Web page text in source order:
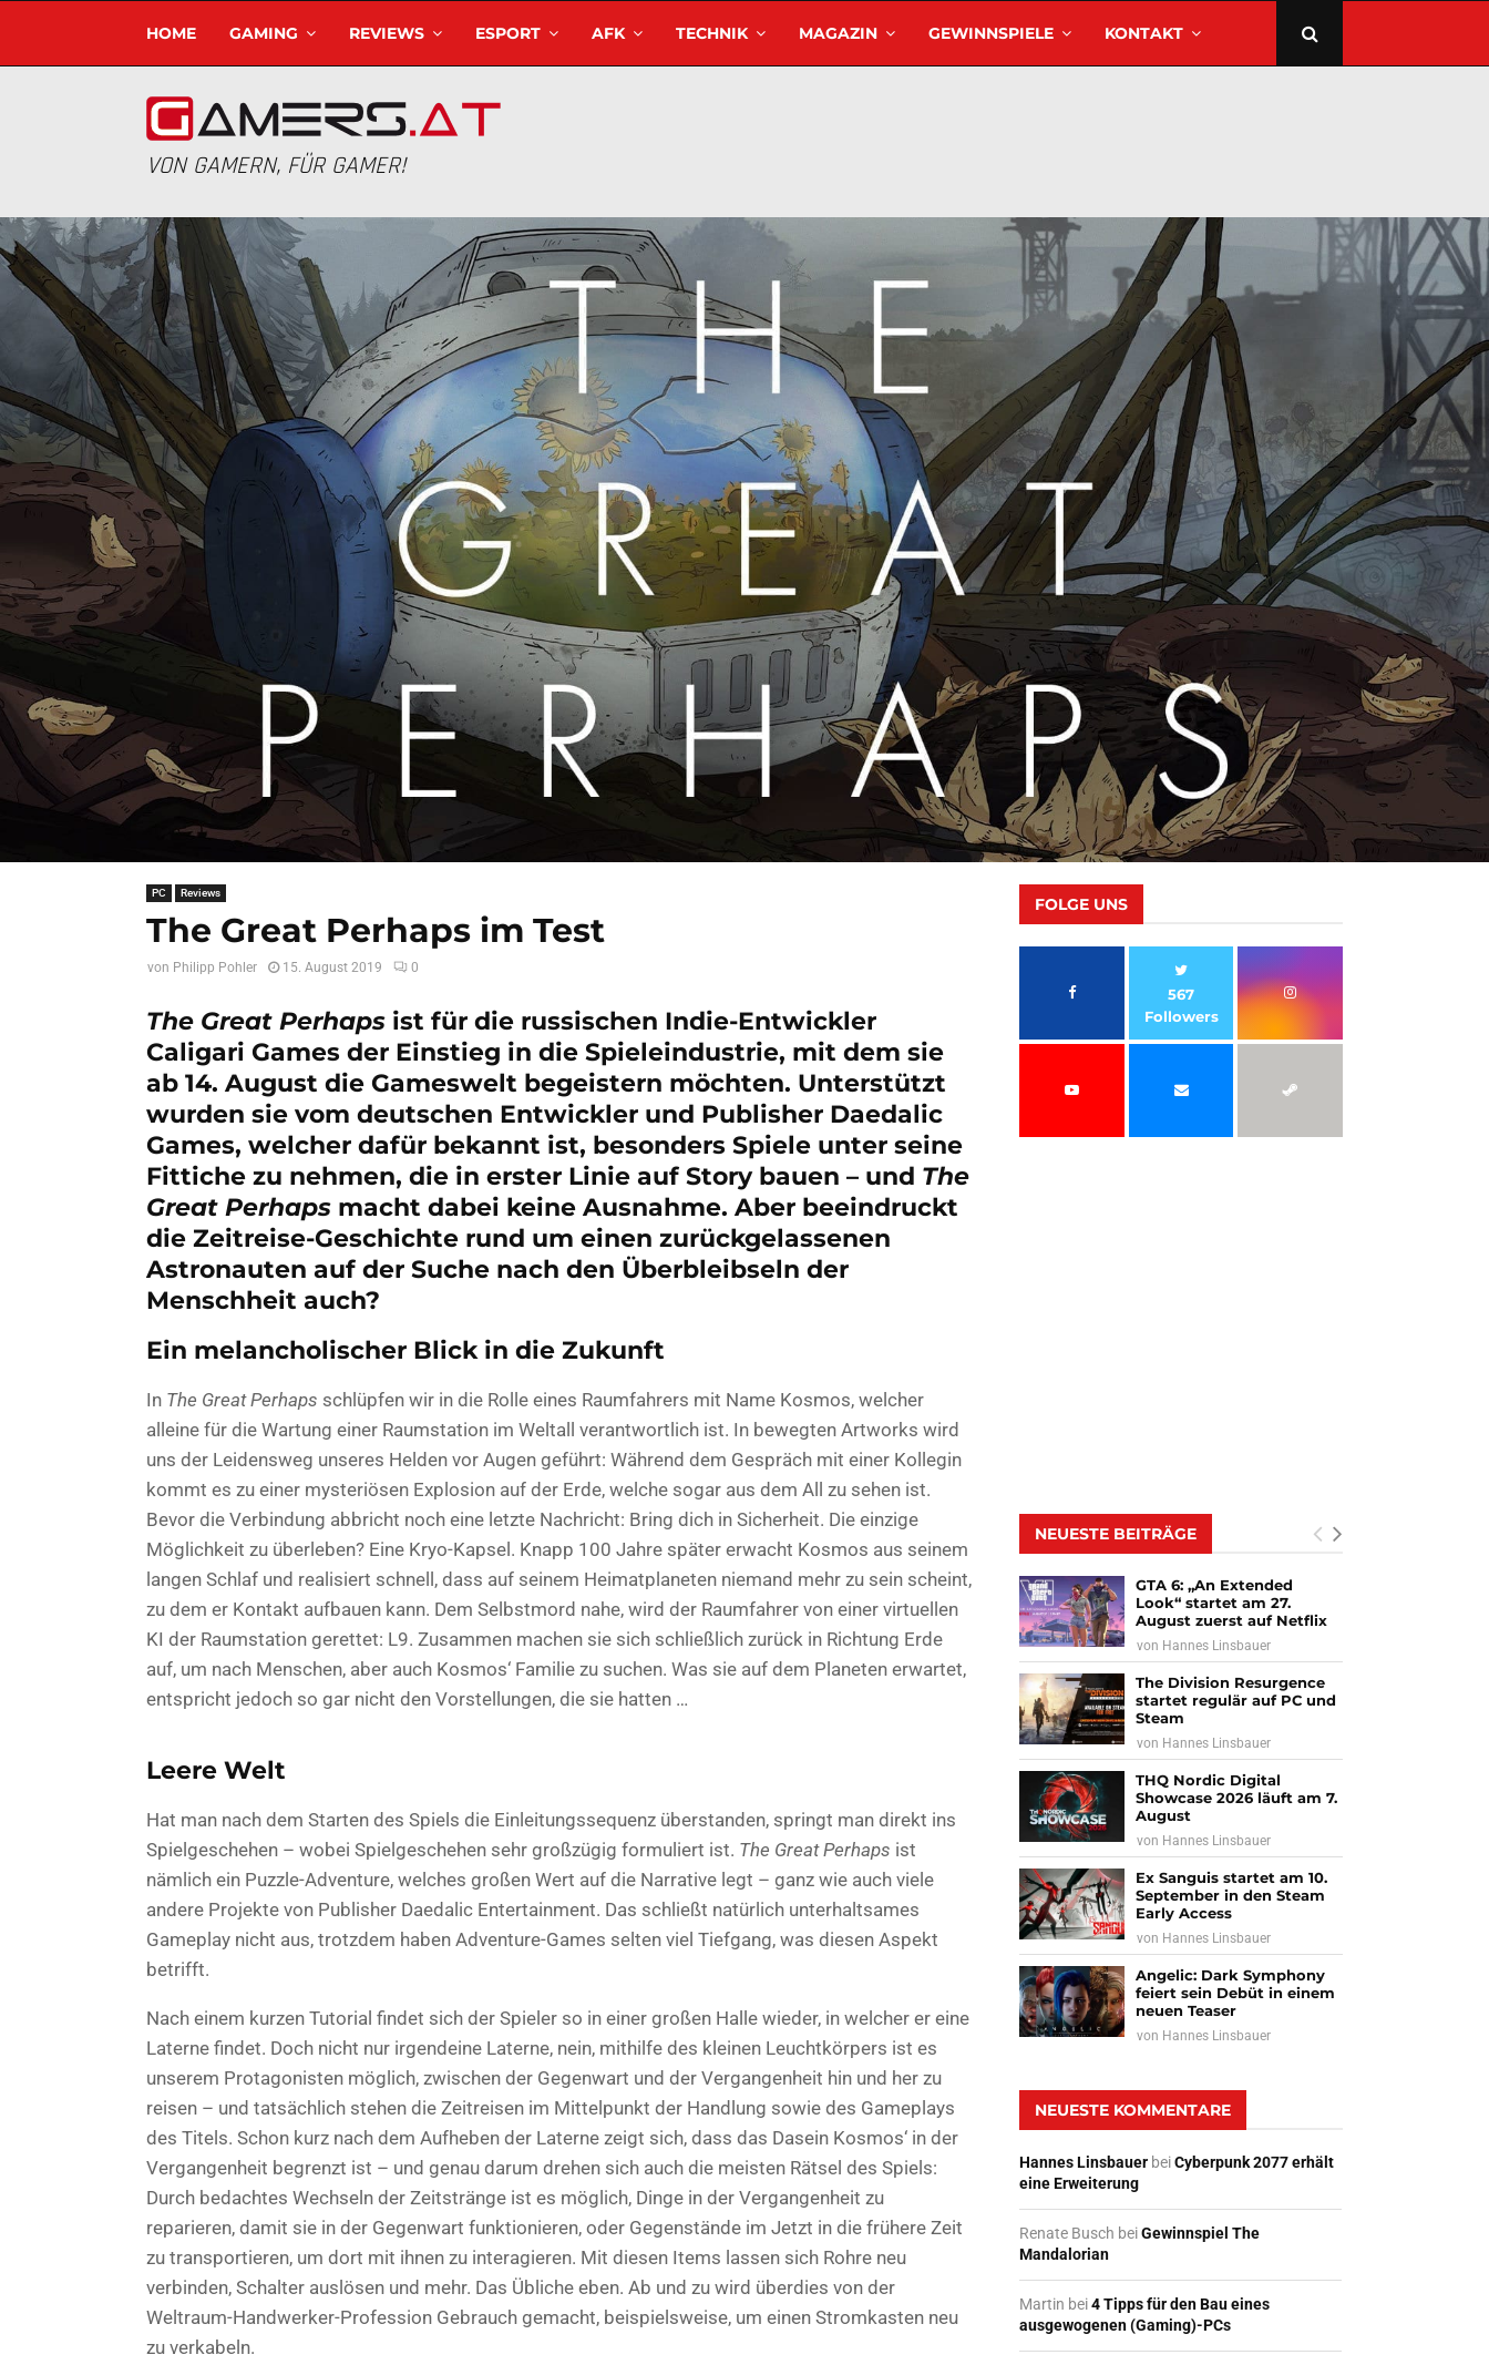
HOME GAMING REVIEWS ESPORT AFK TECHNIK MAGAZIN GEWINNSPIELE KONTAKT
VON GAMERN, FÜR GAMER!
PC Reviews
The Great Perhaps im Test
von Philipp Pohler 15. August 2019 0
The Great Perhaps ist für die russischen Indie-Entwickler
Caligari Games der Einstieg in die Spieleindustrie, mit dem sie
ab 14. August die Gameswelt begeistern möchten. Unterstützt
wurden sie vom deutschen Entwickler und Publisher Daedalic
Games, welcher dafür bekannt ist, besonders Spiele unter seine
Fittiche zu nehmen, die in erster Linie auf Story bauen – und The
Great Perhaps macht dabei keine Ausnahme. Aber beeindruckt
die Zeitreise-Geschichte rund um einen zurückgelassenen
Astronauten auf der Suche nach den Überbleibseln der
Menschheit auch?
Ein melancholischer Blick in die Zukunft
In The Great Perhaps schlüpfen wir in die Rolle eines Raumfahrers mit Name Kosmos, welcher
alleine für die Wartung einer Raumstation im Weltall verantwortlich ist. In bewegten Artworks wird
uns der Leidensweg unseres Helden vor Augen geführt: Während dem Gespräch mit einer Kollegin
kommt es zu einer mysteriösen Explosion auf der Erde, welche sogar aus dem All zu sehen ist.
Bevor die Verbindung abbricht noch eine letzte Nachricht: Bring dich in Sicherheit. Die einzige
Möglichkeit zu überleben? Eine Kryo-Kapsel. Knapp 100 Jahre später erwacht Kosmos aus seinem
langen Schlaf und realisiert schnell, dass auf seinem Heimatplaneten niemand mehr zu sein scheint,
zu dem er Kontakt aufbauen kann. Dem Selbstmord nahe, wird der Raumfahrer von einer virtuellen
KI der Raumstation gerettet: L9. Zusammen machen sie sich schließlich zurück in Richtung Erde
auf, um nach Menschen, aber auch Kosmos‘ Familie zu suchen. Was sie auf dem Planeten erwartet,
entspricht jedoch so gar nicht den Vorstellungen, die sie hatten …
Leere Welt
Hat man nach dem Starten des Spiels die Einleitungssequenz überstanden, springt man direkt ins
Spielgeschehen – wobei Spielgeschehen sehr großzügig formuliert ist. The Great Perhaps ist
nämlich ein Puzzle-Adventure, welches großen Wert auf die Narrative legt – ganz wie auch viele
andere Projekte von Publisher Daedalic Entertainment. Das schließt natürlich unterhaltsames
Gameplay nicht aus, trotzdem haben Adventure-Games selten viel Tiefgang, was diesen Aspekt
betrifft.
Nach einem kurzen Tutorial findet sich der Spieler so in einer großen Halle wieder, in welcher er eine
Laterne findet. Doch nicht nur irgendeine Laterne, nein, mithilfe des kleinen Leuchtkörpers ist es
unserem Protagonisten möglich, zwischen der Gegenwart und der Vergangenheit hin und her zu
reisen – und tatsächlich stehen die Zeitreisen im Mittelpunkt der Handlung sowie des Gameplays
des Titels. Schon kurz nach dem Aufheben der Laterne zeigt sich, dass das Dasein Kosmos‘ in der
Vergangenheit begrenzt ist – und genau darum drehen sich auch die meisten Rätsel des Spiels:
Durch bedachtes Wechseln der Zeitstränge ist es möglich, Dinge in der Vergangenheit zu
reparieren, damit sie in der Gegenwart funktionieren, oder Gegenstände im Jetzt in die frühere Zeit
zu transportieren, um dort mit ihnen zu interagieren. Mit diesen Items lassen sich Rohre neu
verbinden, Schalter auslösen und mehr. Das Übliche eben. Ab und zu wird überdies von der
Weltraum-Handwerker-Profession Gebrauch gemacht, beispielsweise, um einen Stromkasten neu
zu verkabeln.
FOLGE UNS
567
Followers
NEUESTE BEITRÄGE
GTA 6: „An Extended
Look“ startet am 27.
August zuerst auf Netflix
von Hannes Linsbauer
The Division Resurgence
startet regulär auf PC und
Steam
von Hannes Linsbauer
THQ Nordic Digital
Showcase 2026 läuft am 7.
August
von Hannes Linsbauer
Ex Sanguis startet am 10.
September in den Steam
Early Access
von Hannes Linsbauer
Angelic: Dark Symphony
feiert sein Debüt in einem
neuen Teaser
von Hannes Linsbauer
NEUESTE KOMMENTARE
Hannes Linsbauer beiCyberpunk 2077 erhält
eine Erweiterung
Renate Busch beiGewinnspiel The
Mandalorian
Martin bei4 Tipps für den Bau eines
ausgewogenen (Gaming)-PCs